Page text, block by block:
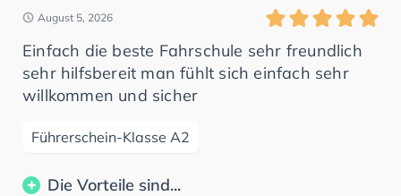
August 5, 2026
Einfach die beste Fahrschule sehr freundlich
sehr hilfsbereit man fühlt sich einfach sehr
willkommen und sicher
Führerschein-Klasse A2
Die Vorteile sind...